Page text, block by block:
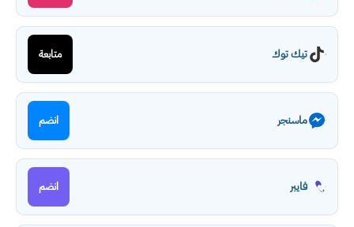
تيك توك متابعة
ماسنجر انضم
فايبر انضم